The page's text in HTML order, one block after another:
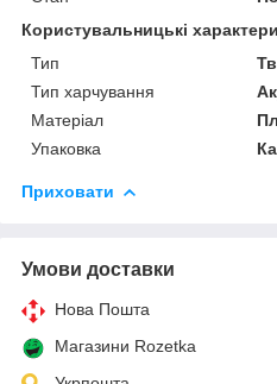
Користувальницькі
Тип
Тип харчування
Матеріал
Упаковка
Приховати
Умови доставки
Нова Пошта
Магазини Rozetka